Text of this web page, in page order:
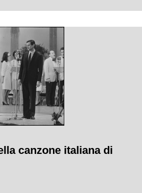
canzone italiana di